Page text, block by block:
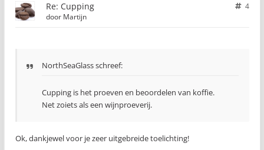
Re: Cupping
4
door Martijn
NorthSeaGlass schreef:
Cupping is het proeven en beoordelen van koffie.
Net zoiets als een wijnproeverij.
Ok, dankjewel voor je zeer uitgebreide toelichting!